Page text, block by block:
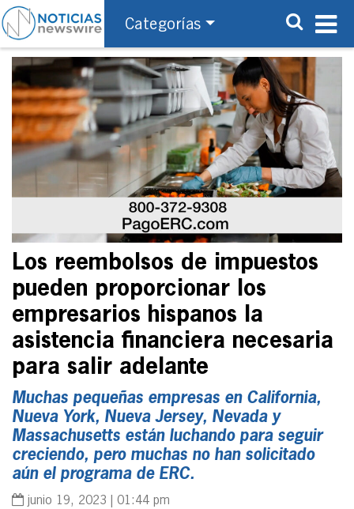
Categorías
Los reembolsos de impuestos
pueden proporcionar los
empresarios hispanos la
asistencia financiera necesaria
para salir adelante
Muchas pequeñas empresas en California,
Nueva York, Nueva Jersey, Nevada y
Massachusetts están luchando para seguir
creciendo, pero muchas no han solicitado
aún el programa de ERC.
junio 19, 2023 | 01:44 pm